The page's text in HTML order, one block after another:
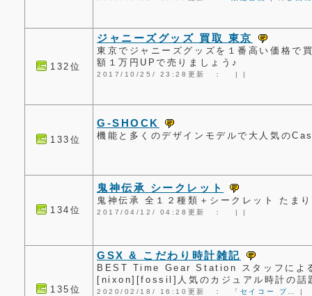
132位
ジャニーズグッズ 買取 東京
東京でジャニーズグッズを１番高い価格で
額１万円UPで売りましょう♪
2017/10/25/ 23:28更新 ： | |
133位
G-SHOCK
機能と多くのデザインモデルで大人気の
134位
鬼神伝承 シークレット
鬼神伝承 全１２種類＋シークレット たま
2017/04/12/ 04:28更新 ： | |
135位
GSX & こだわり時計雑記
BEST Time Gear Station スタッフによ
[nixon][fossil]人気のカジュアル時計の話
2020/02/18/ 16:10更新 ： 「セイコー プ… |